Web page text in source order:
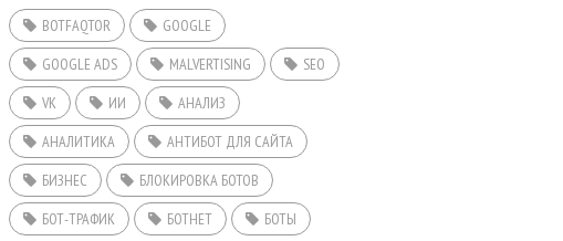
BOTFAQTOR
GOOGLE
GOOGLE ADS
MALVERTISING
SEO
VK
ИИ
АНАЛИЗ
АНАЛИТИКА
АНТИБОТ ДЛЯ САЙТА
БИЗНЕС
БЛОКИРОВКА БОТОВ
БОТ-ТРАФИК
БОТНЕТ
БОТЫ